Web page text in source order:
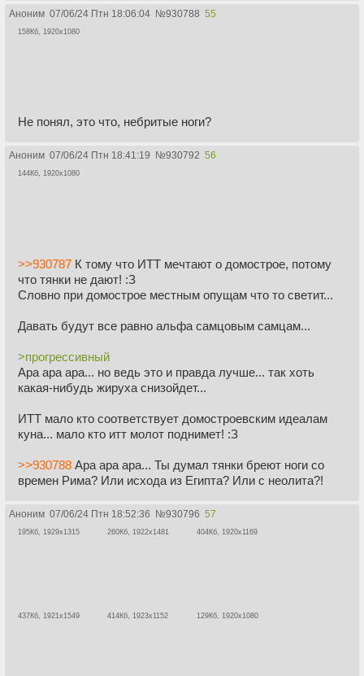
Аноним 07/06/24 Птн 18:06:04 №930788 55
158Кб, 1920x1080
Не понял, это что, небритые ноги?
Аноним 07/06/24 Птн 18:41:19 №930792 56
144Кб, 1920x1080
>>930787 К тому что ИТТ мечтают о домострое, потому
что тянки не дают! :З
Словно при домострое местным опущам что то светит...
Давать будут все равно альфа самцовым самцам...
>прогрессивный
Ара ара ара... но ведь это и правда лучше... так хоть
какая-нибудь жируха снизойдет...
ИТТ мало кто соответствует домостроевским идеалам
куна... мало кто итт молот поднимет! :З
>>930788 Ара ара ара... Ты думал тянки бреют ноги со
времен Рима? Или исхода из Египта? Или с неолита?!
Аноним 07/06/24 Птн 18:52:36 №930796 57
195Кб, 1929x1315 260Кб, 1922x1481 404Кб, 1920x1169
437Кб, 1921x1549 414Кб, 1923x1152 129Кб, 1920x1080